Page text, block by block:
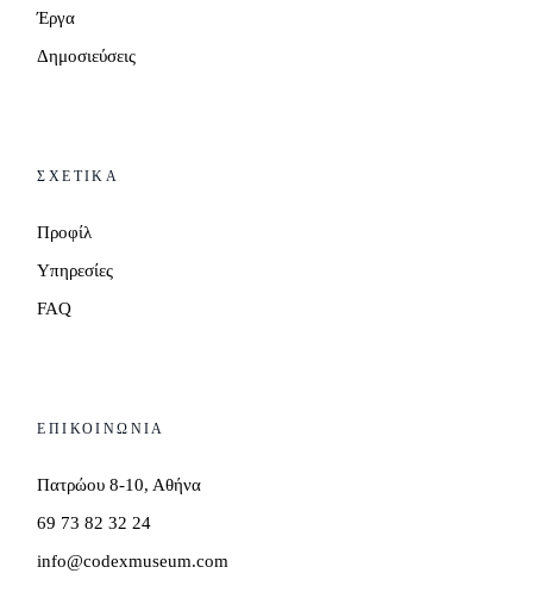
Έργα
Δημοσιεύσεις
ΣΧΕΤΙΚΑ
Προφίλ
Υπηρεσίες
FAQ
ΕΠΙΚΟΙΝΩΝΙΑ
Πατρώου 8-10, Αθήνα
69 73 82 32 24
info@codexmuseum.com